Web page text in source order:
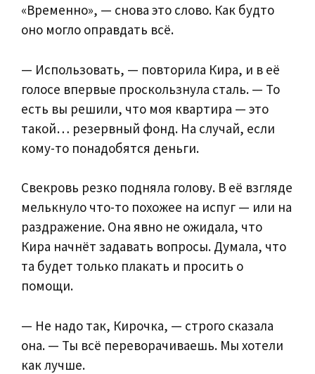
«Временно», — снова это слово. Как будто
оно могло оправдать всё.
— Использовать, — повторила Кира, и в её
голосе впервые проскользнула сталь. — То
есть вы решили, что моя квартира — это
такой… резервный фонд. На случай, если
кому-то понадобятся деньги.
Свекровь резко подняла голову. В её взгляде
мелькнуло что-то похожее на испуг — или на
раздражение. Она явно не ожидала, что
Кира начнёт задавать вопросы. Думала, что
та будет только плакать и просить о
помощи.
— Не надо так, Кирочка, — строго сказала
она. — Ты всё переворачиваешь. Мы хотели
как лучше.